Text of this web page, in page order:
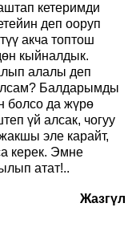
кетеримди
деп ооруп
акча топтош
кыйналдык.
алалы деп
Балдарымды
болсо да жүрө
үй алсак, чогуу
эле карайт,
керек. Эмне
атат!..
Жазгүл